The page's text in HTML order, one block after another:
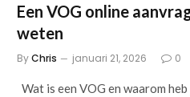
Een VOG online
weten
ByChris januari 21, 2026 0
Wat is een VOG en waarom